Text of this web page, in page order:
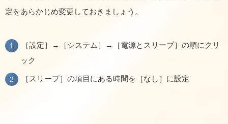
定をあらかじめ変更しておきましょう。
［設定］→［システム］→［電源とスリープ］の順にクリ
ック
［スリープ］の項目にある時間を［なし］に設定